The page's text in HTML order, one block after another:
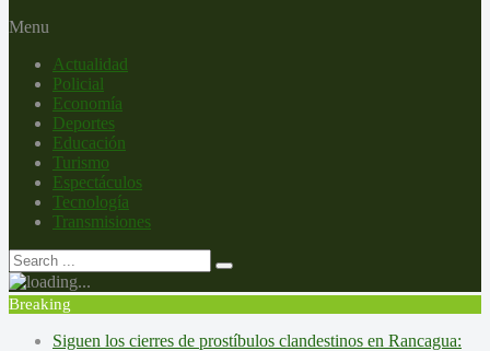
Menu
Actualidad
Policial
Economía
Deportes
Educación
Turismo
Espectáculos
Tecnología
Transmisiones
Breaking
Siguen los cierres de prostíbulos clandestinos en Rancagua: